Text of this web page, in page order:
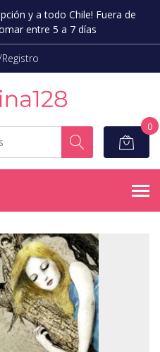
y a todo Chile! Fuera de
entre 5 a 7 días
0